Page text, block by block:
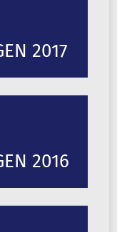
2017
2016